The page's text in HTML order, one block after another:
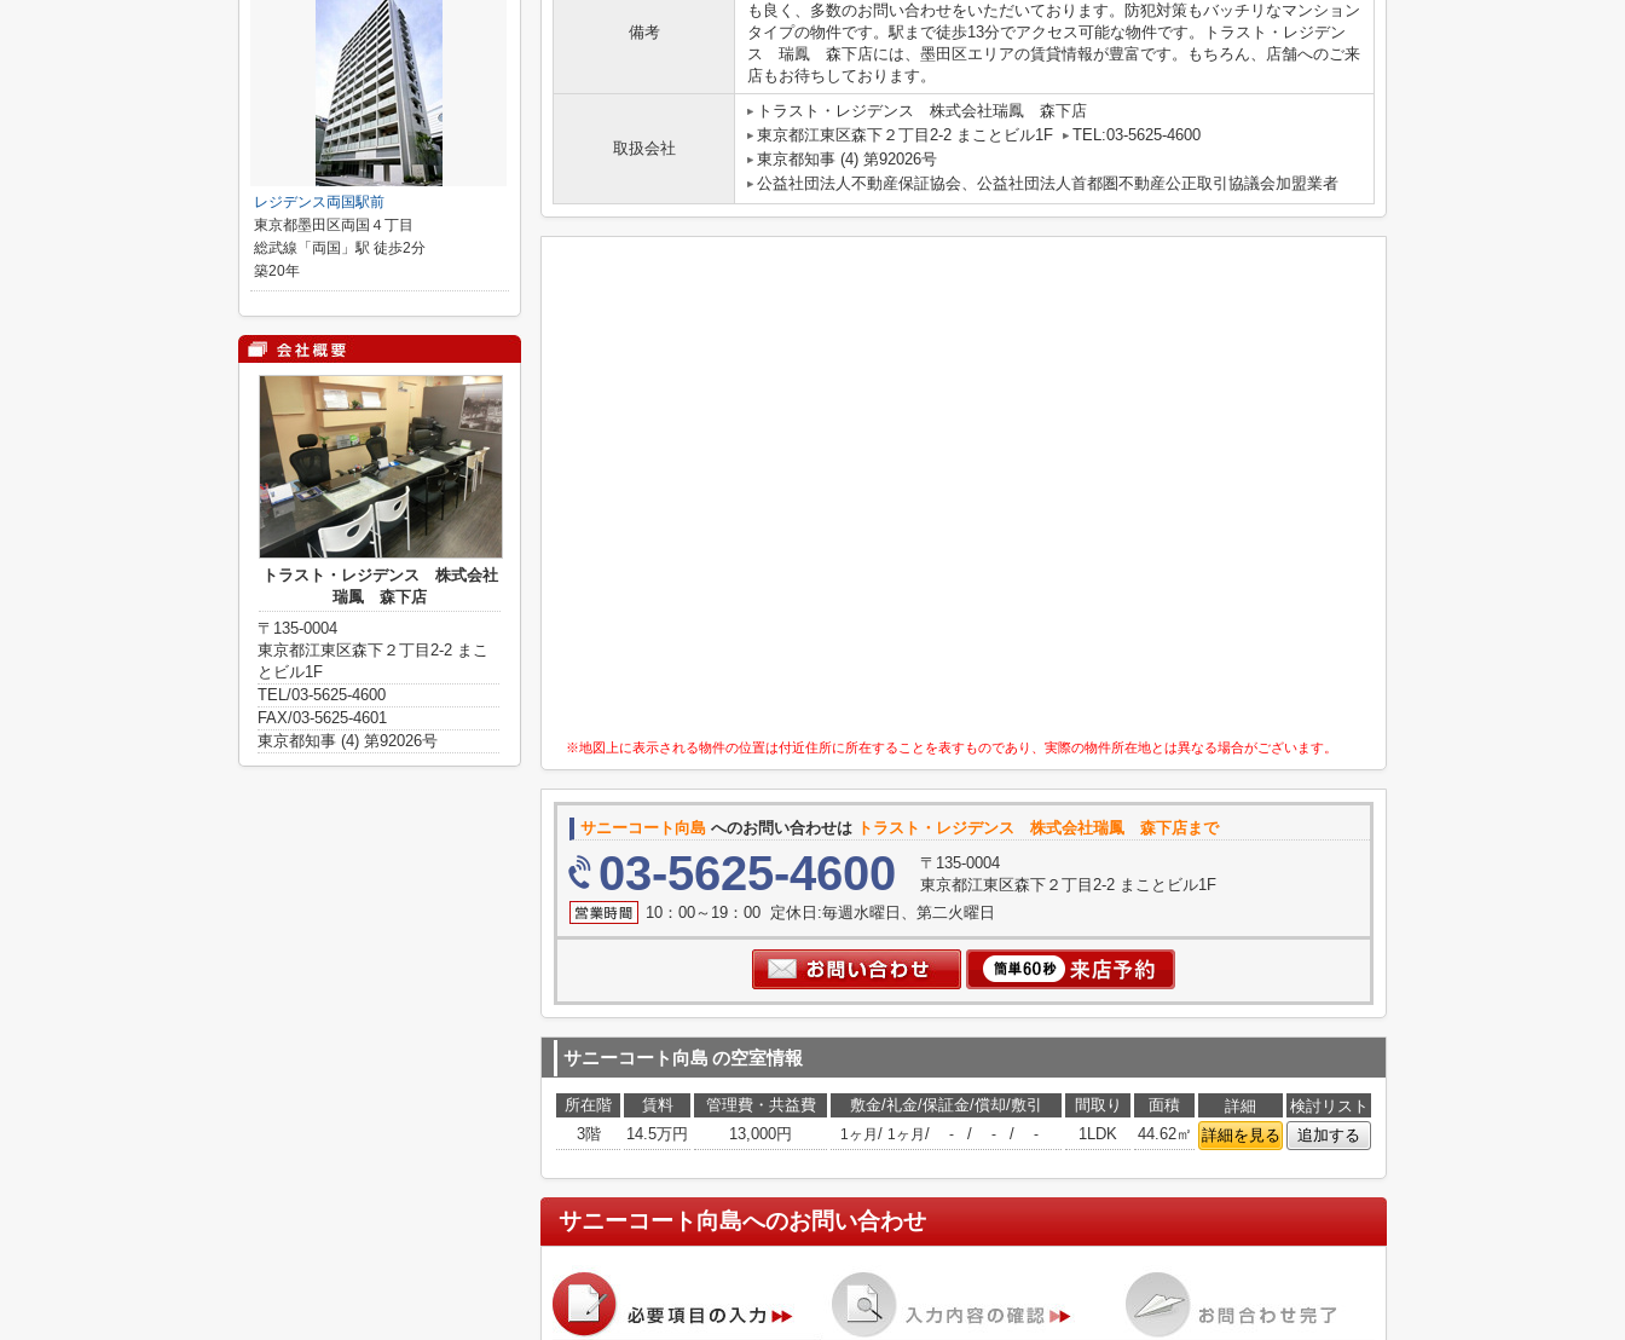
備考
も良く、多数のお問い合わせをいただいております。防犯対策もバッチリなマンション
タイプの物件です。駅まで徒歩13分でアクセス可能な物件です。トラスト・レジデン
ス 瑞鳳 森下店には、墨田区エリアの賃貸情報が豊富です。もちろん、店舗へのご来
店もお待ちしております。
取扱会社
トラスト・レジデンス 株式会社瑞鳳 森下店
東京都江東区森下２丁目2-2 まことビル1F
TEL:03-5625-4600
東京都知事 (4) 第92026号
公益社団法人不動産保証協会、公益社団法人首都圏不動産公正取引協議会加盟業者
※地図上に表示される物件の位置は付近住所に所在することを表すものであり、実際の物件所在地とは異なる場合がございます。
サニーコート向島 へのお問い合わせは トラスト・レジデンス 株式会社瑞鳳 森下店まで
03-5625-4600
〒135-0004
東京都江東区森下２丁目2-2 まことビル1F
10：00～19：00 定休日:毎週水曜日、第二火曜日
サニーコート向島 の空室情報
所在階 賃料 管理費・共益費 敷金/礼金/保証金/償却/敷引 間取り 面積 詳細
検討リスト
3階
14.5万円 13,000円 1ヶ月 / 1ヶ月 / - / - / - 1LDK 44.62㎡ 詳細を見る 追加する
サニーコート向島へのお問い合わせ
レジデンス両国駅前
東京都墨田区両国４丁目
総武線「両国」駅 徒歩2分
築20年
トラスト・レジデンス 株式会社
瑞鳳 森下店
〒135-0004
東京都江東区森下２丁目2-2 まこ
とビル1F
TEL/03-5625-4600
FAX/03-5625-4601
東京都知事 (4) 第92026号